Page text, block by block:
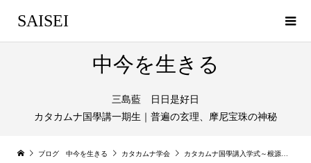
SAISEI
中今を生きる
三島藍 日日是好日
カタカムナ国學講一期生｜普遍の玄理、摩尼宝珠の神秘
ブログ 中今を生きる カタカムナ学会 カタカムナ国學講入学式～根源への旅の始まり